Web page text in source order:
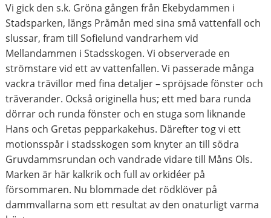
Vi gick den s.k. Gröna gången från Ekebydammen i
Stadsparken, längs Pråmån med sina små vattenfall och
slussar, fram till Sofielund vandrarhem vid
Mellandammen i Stadsskogen. Vi observerade en
strömstare vid ett av vattenfallen. Vi passerade många
vackra trävillor med fina detaljer – spröjsade fönster och
träverander. Också originella hus; ett med bara runda
dörrar och runda fönster och en stuga som liknande
Hans och Gretas pepparkakehus. Därefter tog vi ett
motionsspår i stadsskogen som knyter an till södra
Gruvdammsrundan och vandrade vidare till Måns Ols.
Marken är här kalkrik och full av orkidéer på
försommaren. Nu blommade det rödklöver på
dammvallarna som ett resultat av den onaturligt varma